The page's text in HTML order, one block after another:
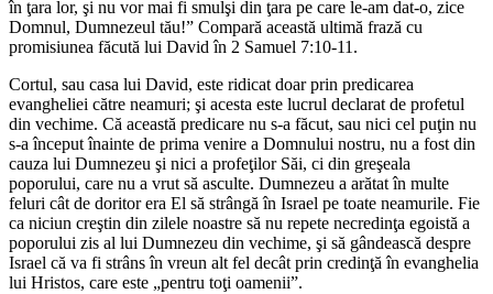
în ţara lor, şi nu vor mai fi smulşi din ţara pe care le-am dat-o, zice
Domnul, Dumnezeul tău!” Compară această ultimă frază cu
promisiunea făcută lui David în 2 Samuel 7:10-11.
Cortul, sau casa lui David, este ridicat doar prin predicarea
evangheliei către neamuri; şi acesta este lucrul declarat de profetul
din vechime. Că această predicare nu s-a făcut, sau nici cel puţin nu
s-a început înainte de prima venire a Domnului nostru, nu a fost din
cauza lui Dumnezeu şi nici a profeţilor Săi, ci din greşeala
poporului, care nu a vrut să asculte. Dumnezeu a arătat în multe
feluri cât de doritor era El să strângă în Israel pe toate neamurile. Fie
ca niciun creştin din zilele noastre să nu repete necredinţa egoistă a
poporului zis al lui Dumnezeu din vechime, şi să gândească despre
Israel că va fi strâns în vreun alt fel decât prin credinţă în evanghelia
lui Hristos, care este „pentru toţi oamenii”.